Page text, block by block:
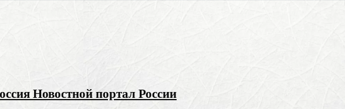
Новостной портал России